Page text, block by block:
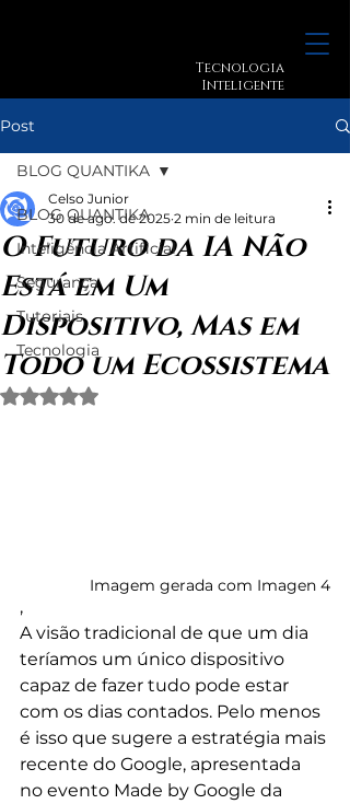
Tecnologia
Inteligente
Post
BLOG QUANTIKA
Inteligência Artificial
Segurança
Tutoriais
Tecnologia
BLOG QUANTIKA
O Futuro da IA Não
Está em Um
Dispositivo, Mas em
Todo um Ecossistema
Celso Junior
30 de ago. de 2025 2 min de leitura
Avaliado com NaN de 5 estrelas.
Imagem gerada com Imagen 4
,
A visão tradicional de que um dia
teríamos um único dispositivo
capaz de fazer tudo pode estar
com os dias contados. Pelo menos
é isso que sugere a estratégia mais
recente do Google, apresentada
no evento Made by Google da